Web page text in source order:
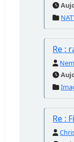
Re :
Re :